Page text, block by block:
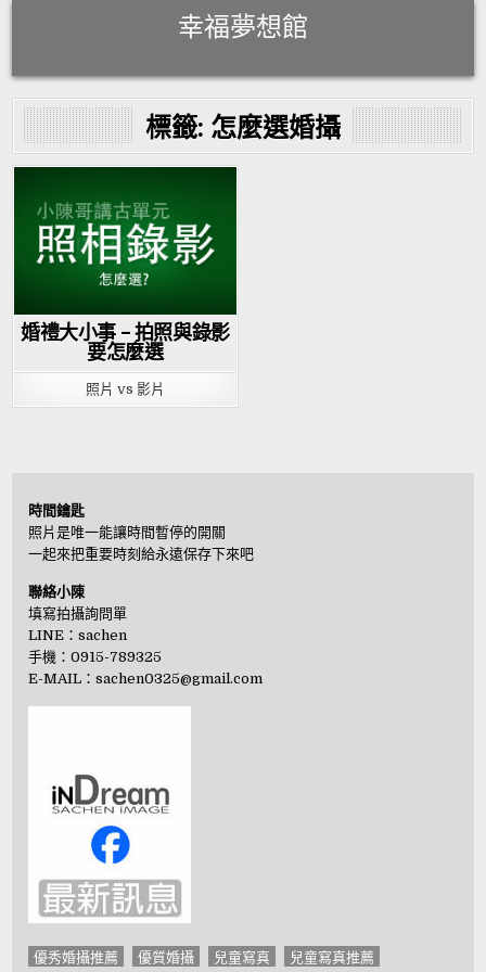
幸福夢想館
標籤: 怎麼選婚攝
Posted
in
婚禮大小事 – 拍照與錄影
要怎麼選
照片 vs 影片
時間鑰匙
照片是唯一能讓時間暫停的開關
一起來把重要時刻給永遠保存下來吧
聯絡小陳
填寫拍攝詢問單
LINE：sachen
手機：0915-789325
E-MAIL：sachen0325@gmail.com
優秀婚攝推薦 優質婚攝 兒童寫真
兒童寫真推薦